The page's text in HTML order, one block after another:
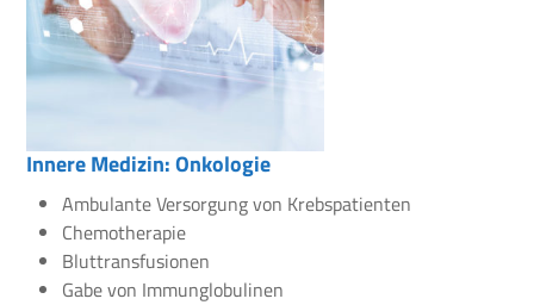
Innere Medizin: Onkologie
Ambulante Versorgung von Krebspatienten
Chemotherapie
Bluttransfusionen
Gabe von Immunglobulinen